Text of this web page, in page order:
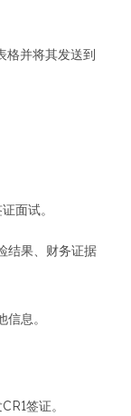
格并将其发送到
面试。
结果、财务证据
息。
签证。